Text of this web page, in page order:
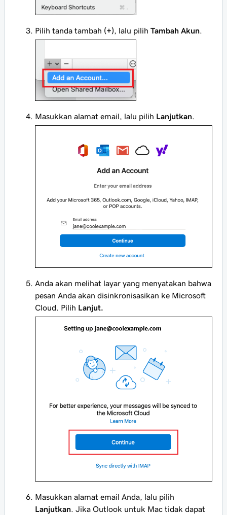
Pilih tanda tambah (+) , lalu pilih Tambah Akun
Masukkan alamat email, lalu pilih Lanjutkan
Anda akan melihat layar yang menyatakan bahwa
pesan Anda akan disinkronisasikan ke Microsoft
Cloud. Pilih Lanjut.
Masukkan alamat email Anda, lalu pilih
Lanjutkan . Jika Outlook untuk Mac tidak dapat